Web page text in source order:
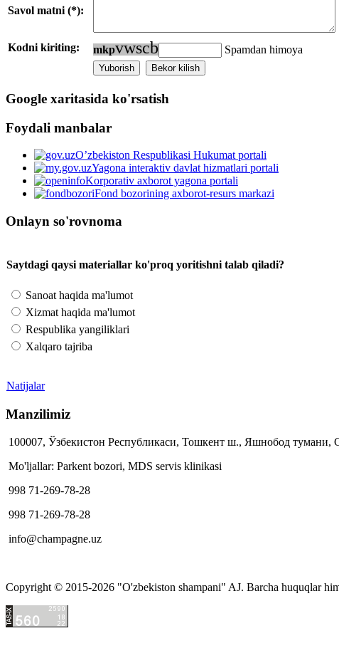
Savol matni (*):
Kodni kiriting: mkpvwscb Spamdan himoya
Google xaritasida ko'rsatish
Foydali manbalar
O’zbekiston Respublikasi Hukumat portali
Yagona interaktiv davlat hizmatlari portali
Korporativ axborot yagona portali
Fond bozorining axborot-resurs markazi
Onlayn so'rovnoma
Saytdagi qaysi materiallar ko'proq yoritishni talab qiladi?
Sanoat haqida ma'lumot
Xizmat haqida ma'lumot
Respublika yangiliklari
Xalqaro tajriba
Natijalar
Manzilimiz
100007, Ўзбекистон Республикаси, Тошкент ш., Яшнобод
Mo'ljallar: Parkent bozori, MDS servis klinikasi
998 71-269-78-28
998 71-269-78-28
info@champagne.uz
satış
hacklink
Copyright © 2015-2026 "O'zbekiston shampani" AJ. Barcha huquqlar